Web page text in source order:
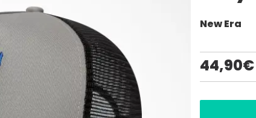
New Era
44,90€